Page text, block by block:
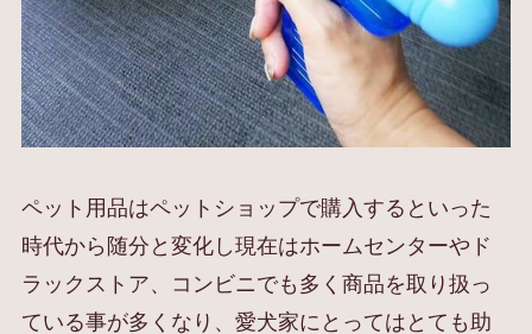
ペット用品はペットショップで購入するといった
時代から随分と変化し現在はホームセンターやド
ラックストア、コンビニでも多く商品を取り扱っ
ている事が多くなり、愛犬家にとってはとても助